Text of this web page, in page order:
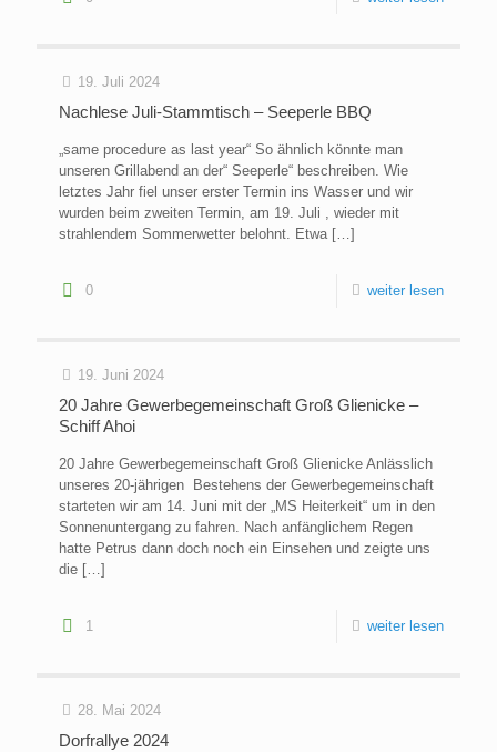
19. Juli 2024
Nachlese Juli-Stammtisch – Seeperle BBQ
„same procedure as last year“ So ähnlich könnte man
unseren Grillabend an der“ Seeperle“ beschreiben. Wie
letztes Jahr fiel unser erster Termin ins Wasser und wir
wurden beim zweiten Termin, am 19. Juli , wieder mit
strahlendem Sommerwetter belohnt. Etwa[…]
0 weiter lesen
19. Juni 2024
20 Jahre Gewerbegemeinschaft Groß Glienicke –
Schiff Ahoi
20 Jahre Gewerbegemeinschaft Groß Glienicke Anlässlich
unseres 20-jährigen Bestehens der Gewerbegemeinschaft
starteten wir am 14. Juni mit der „MS Heiterkeit“ um in den
Sonnenuntergang zu fahren. Nach anfänglichem Regen
hatte Petrus dann doch noch ein Einsehen und zeigte uns
die […]
1 weiter lesen
28. Mai 2024
Dorfrallye 2024